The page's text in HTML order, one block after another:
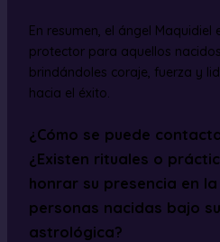
En resumen, el ángel
protector para aquellos
brindándoles coraje, fuerza y
hacia el éxito.
¿Cómo se puede
¿Existen rituales o
honrar su presencia en
personas nacidas bajo
astrológica?